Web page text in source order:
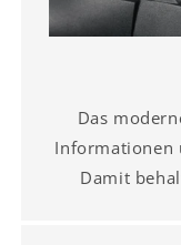
Das
Informationen
Damit